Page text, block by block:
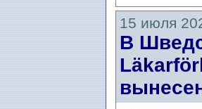
15 июля
В